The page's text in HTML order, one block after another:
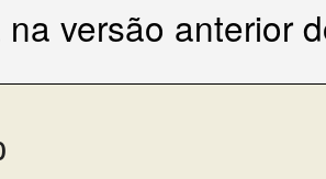
versão anterior